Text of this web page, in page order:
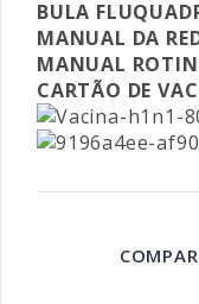
BULA
MANUAL DA
MANUAL
CARTÃO DE